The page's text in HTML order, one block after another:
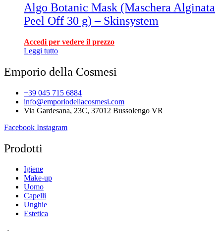
Algo Botanic Mask (Maschera Alginata
Peel Off 30 g) – Skinsystem
Accedi per vedere il prezzo
Leggi tutto
Emporio della Cosmesi
+39 045 715 6884
info@emporiodellacosmesi.com
Via Gardesana, 23C, 37012 Bussolengo VR
Facebook Instagram
Prodotti
Igiene
Make-up
Uomo
Capelli
Unghie
Estetica